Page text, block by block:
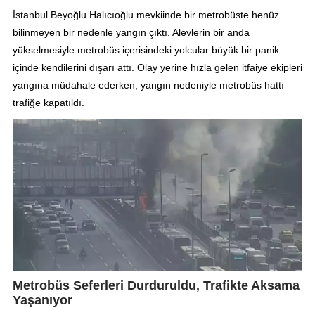
İstanbul Beyoğlu Halıcıoğlu mevkiinde bir metrobüste henüz
bilinmeyen bir nedenle yangın çıktı. Alevlerin bir anda
yükselmesiyle metrobüs içerisindeki yolcular büyük bir panik
içinde kendilerini dışarı attı. Olay yerine hızla gelen itfaiye ekipleri
yangına müdahale ederken, yangın nedeniyle metrobüs hattı
trafiğe kapatıldı.
Metrobüs Seferleri Durduruldu, Trafikte Aksama
Yaşanıyor